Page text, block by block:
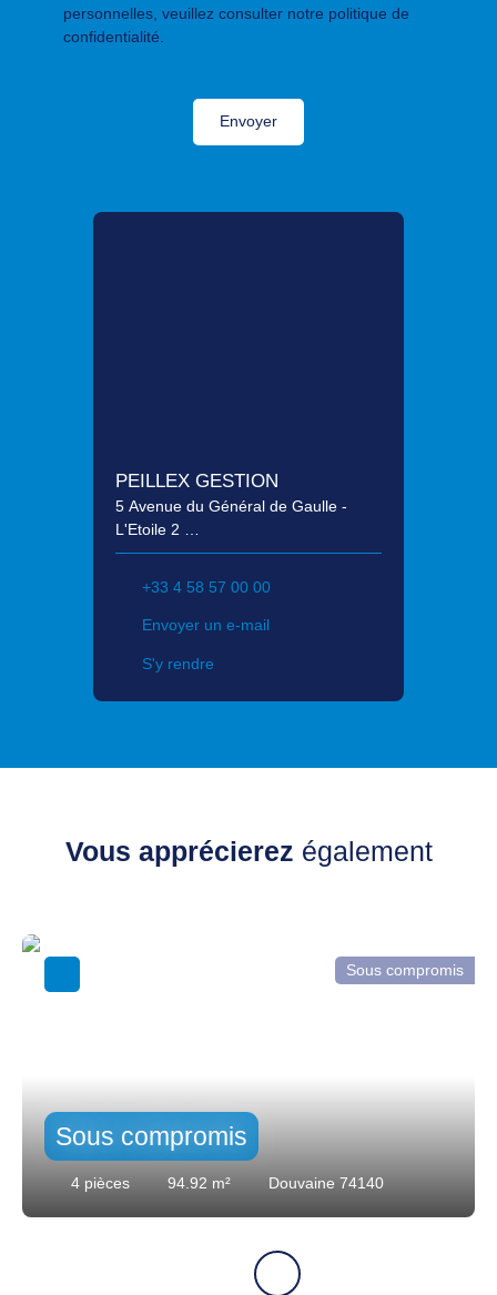
personnelles, veuillez consulter notre politique de
confidentialité
Envoyer
PEILLEX GESTION
5 Avenue du Général de Gaulle -
L'Etoile 2
74200 Thonon-les-Bains
+33 4 58 57 00 00
Envoyer un e-mail
S'y rendre
Vous apprécierez également
Sous compromis
4 pièces 94.92 m² Douvaine 74140
Sous compromis